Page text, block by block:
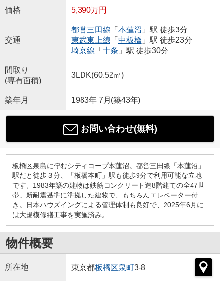
価格 5,390万円
交通
都営三田線 「 本蓮沼 」駅 徒歩3分
東武東上線 「 中板橋 」駅 徒歩23分
埼京線 「 十条 」駅 徒歩30分
間取り
(専有面積)
3LDK(60.52㎡)
築年月 1983年 7月(築43年)
お問い合わせ(無料)
板橋区泉島に佇むシティコープ本蓮沼。都営三田線「本蓮沼」
駅だと徒歩３分、「板橋本町」駅も徒歩9分で利用可能な立地
です。1983年築の建物は鉄筋コンクリート造8階建ての全47世
帯。新耐震基準に準拠した建物で、もちろんエレベーター付
き。日本ハウズイングによる管理体制も良好で、2025年6月に
は大規模修繕工事を実施済み。
物件概要
所在地 東京都板橋区泉町3-8